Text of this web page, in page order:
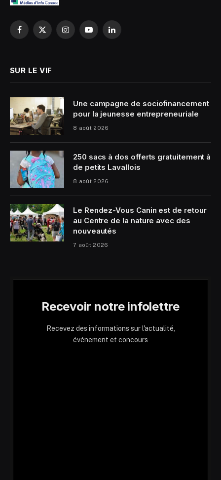
Facebook
X
InstagramYouTubeLinkedIn
SUR LE VIF
Une campagne de sociofinancement
pour la jeunesse entrepreneuriale
8 août 2026
250 sacs à dos offerts gratuitement à
de petits Lavallois
8 août 2026
Le Rendez-Vous Canin est de retour
au Centre de la nature avec des
nouveautés
7 août 2026
Recevoir notre infolettre
Recevez des informations sur l'actualité,
événement et concours